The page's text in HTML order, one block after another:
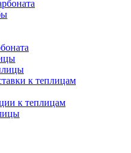
к теплицам
к теплицам